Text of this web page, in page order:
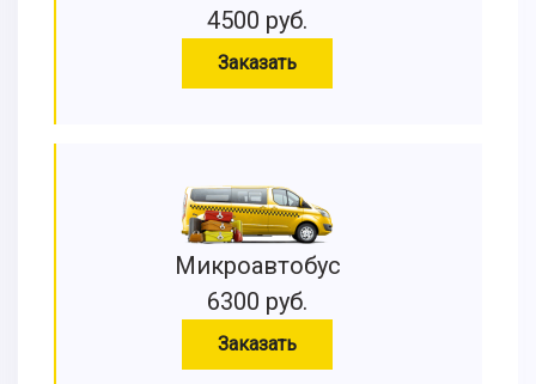
4500 руб.
Заказать
Микроавтобус
6300 руб.
Заказать